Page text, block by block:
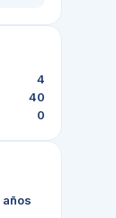
4
40
0